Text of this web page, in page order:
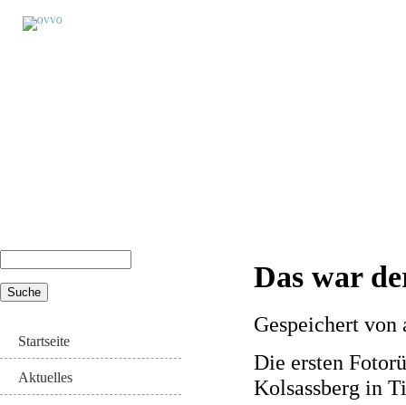
Suchformular
Startseite
Aktuelles
Das war
Gespeichert von
Die ersten
Kolsassberg in